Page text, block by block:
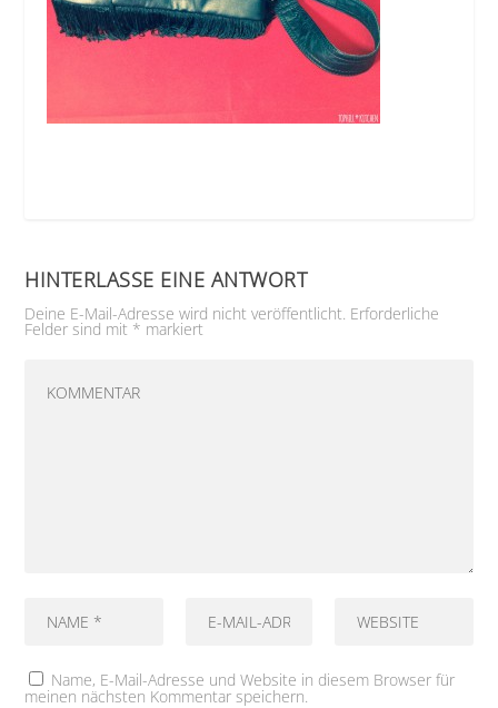
HINTERLASSE EINE ANTWORT
Deine E-Mail-Adresse wird nicht veröffentlicht. Erforderliche
Felder sind mit * markiert
Name, E-Mail-Adresse und Website in diesem Browser für
meinen nächsten Kommentar speichern.